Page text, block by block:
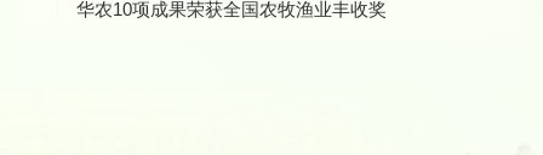
华农10项成果荣获全国农牧渔业丰收奖